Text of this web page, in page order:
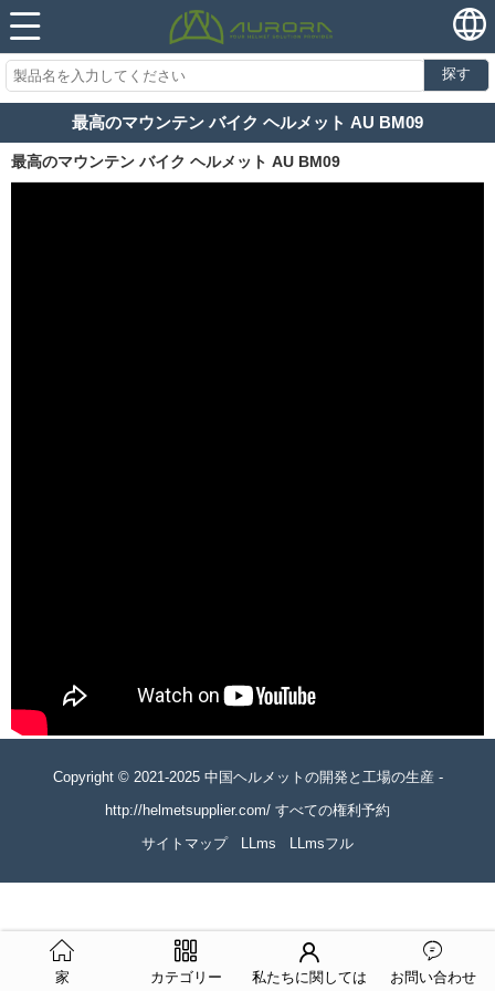
探す
最高のマウンテン バイク ヘルメット AU BM09
最高のマウンテン バイク ヘルメット AU BM09
Copyright © 2021-2025 中国ヘルメットの開発と工場の生産 -
http://helmetsupplier.com/ すべての権利予約
サイトマップ
LLms LLmsフル
家 カテゴリー 私たちに関しては お問い合わせ